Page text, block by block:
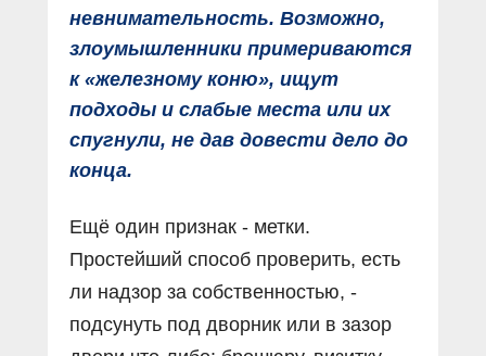
невнимательность. Возможно,
злоумышленники примериваются
к «железному коню», ищут
подходы и слабые места или их
спугнули, не дав довести дело до
конца.
Ещё один признак - метки.
Простейший способ проверить, есть
ли надзор за собственностью, -
подсунуть под дворник или в зазор